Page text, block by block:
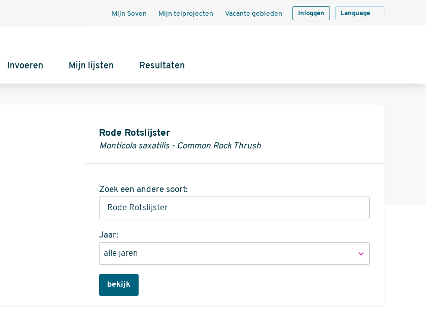
Mijn Sovon Mijn telprojecten Vacante gebieden Inloggen Language
Invoeren Mijn lijsten Resultaten
Informatie
Rode Rotslijster
Monticola saxatilis - Common Rock Thrush
Zoek een andere soort:
Jaar:
bekijk